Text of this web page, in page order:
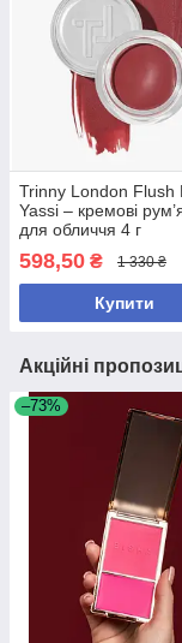
Trinny London Flush
Yassi – кремові
для обличчя 4 г
598,50 ₴ 1 330 ₴
Купити
Акційні
–73%